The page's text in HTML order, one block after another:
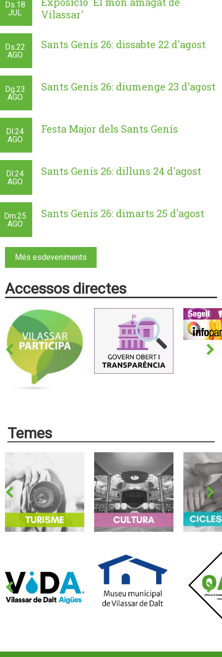
Ds.18
JUL
Vilassar'
Ds.22
AGO
Sants Genís 26: dissabte 22 d'agost
Dg.23
AGO
Sants Genís 26: diumenge 23 d'agost
Dl.24
AGO
Festa Major dels Sants Genís
Dl.24
AGO
Sants Genís 26: dilluns 24 d'agost
Dm.25
AGO
Sants Genís 26: dimarts 25 d'agost
Més esdeveniments
Accessos directes
Temes